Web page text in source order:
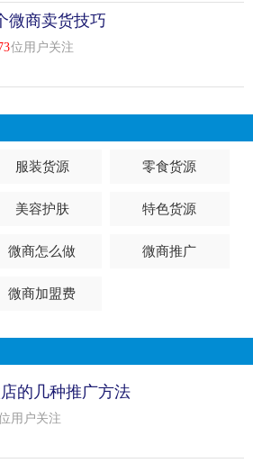
，你的价值是什么，你能给他们什
我们必须挖掘自己的优势，扩大优
章，对我的粉丝来说是一种价值。
这是一种价值。我做的这个产品能
经理要考虑如何带领你的团队成
，小视频分享，对我们做微商来说
去，让人感觉真实可信。很多人总
，还有上次朋友圈推荐的90后美女
和代理人更有信心。
广告，不知道她是真的不知道怎么
商是生活营销，情感营销，如果都
微商卖货技巧
位用户关注
服装货源 零食货源
美容护肤 特色货源
微商怎么做 微商推广
微商加盟费
的几种推广方法
用户关注